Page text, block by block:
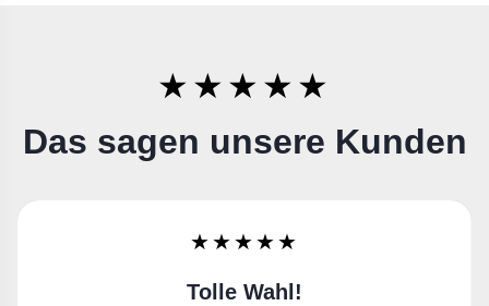
★★★★★
Das sagen unsere Kunden
★★★★★
Sehr zufrieden